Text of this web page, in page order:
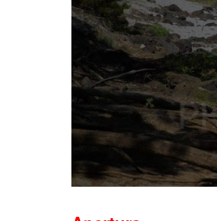
REDAZIONE